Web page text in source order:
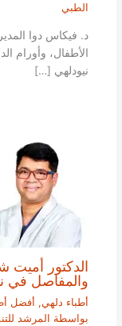
الطبي
د. فيكاس دوا
الأطفال، وأورام
نيودلهي […]
الدكتور
والمفاصل في
أطباء دلهي, أفضل
بواسطة المرشد